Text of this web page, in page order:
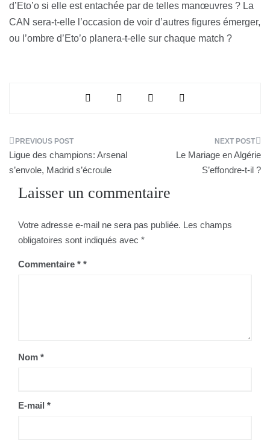
d’Eto’o si elle est entachée par de telles manœuvres ? La
CAN sera-t-elle l’occasion de voir d’autres figures émerger,
ou l’ombre d’Eto’o planera-t-elle sur chaque match ?
Navigation
de
l’article
Ligue des champions: Arsenal
s’envole, Madrid s’écroule
Le Mariage en Algérie
S’effondre-t-il ?
Laisser un commentaire
Votre adresse e-mail ne sera pas publiée. Les champs
obligatoires sont indiqués avec *
Commentaire *
Nom *
E-mail *